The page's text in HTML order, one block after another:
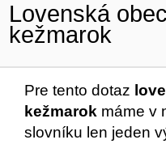
Lovenská
kežmarok
Pre tento dotaz
kežmarok máme v
slovníku len jeden